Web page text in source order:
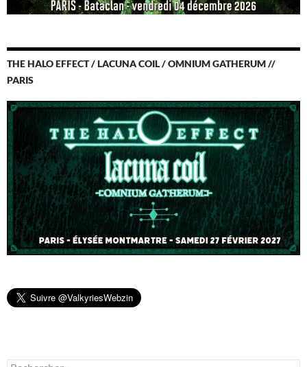
THE HALO EFFECT / LACUNA COIL / OMNIUM GATHERUM //
PARIS
Rechercher :